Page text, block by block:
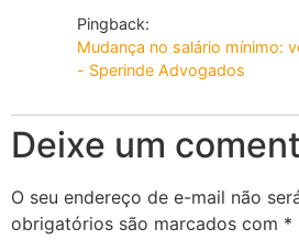
Pingback:
Mudança no salário mínimo:
- Sperinde Advogados
Deixe um
O seu endereço de e-mail não
obrigatórios são marcados com *